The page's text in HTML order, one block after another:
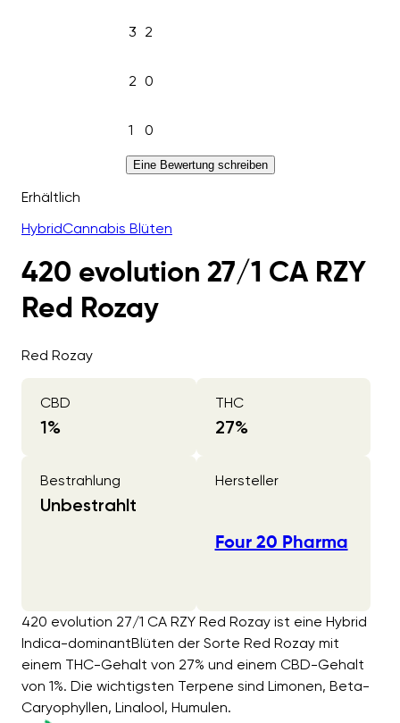
3 2
2 0
1 0
Eine Bewertung schreiben
Erhältlich
HybridCannabis Blüten
420 evolution 27/1 CA RZY
Red Rozay
Red Rozay
CBD
1%
THC
27%
Bestrahlung
Unbestrahlt
Hersteller
Four 20 Pharma
420 evolution 27/1 CA RZY Red Rozay ist eine Hybrid
Indica-dominantBlüten der Sorte Red Rozay mit
einem THC-Gehalt von 27% und einem CBD-Gehalt
von 1%. Die wichtigsten Terpene sind Limonen, Beta-
Caryophyllen, Linalool, Humulen.